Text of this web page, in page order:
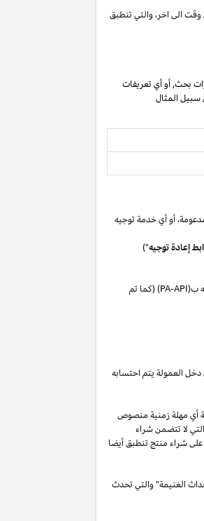
الى اخر،والتي تنطبق
بحث, أو أي تعريفات
سبيل المثال
أوأي خدمة توجيه
إعادة توجيه")
ب(PA-API) (كما تم
دخل العمولة يتم احتسابه
أي مهلة زمنية منصوص
لا تتضمن شراء
شراء منتج تنطبق أيضا
الغنيمة" والتي تحدث